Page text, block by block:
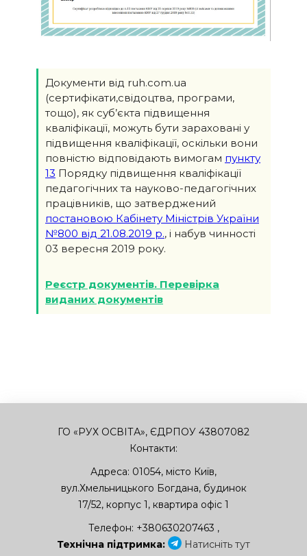
Документи від ruh.com.ua
(сертифікати,свідоцтва, програми,
тощо), як суб’єкта підвищення
кваліфікації, можуть бути зараховані у
підвищення кваліфікації, оскільки вони
повністю відповідають вимогам пункту
13 Порядку підвищення кваліфікації
педагогічних та науково-педагогічних
працівників, що затверджений
постановою Кабінету Міністрів України
№800 від 21.08.2019 р., і набув чинності
03 вересня 2019 року.
Реєстр документів. Перевірка
виданих документів
ГО «РУХ ОСВІТА», ЄДРПОУ 43807082
Контакти:
Адреса: 01054, місто Київ,
вул.Хмельницького Богдана, будинок
17/52, корпус 1, квартира офіс 1
Телефон: +380630207463 ,
Технічна підтримка:
Натисніть тут